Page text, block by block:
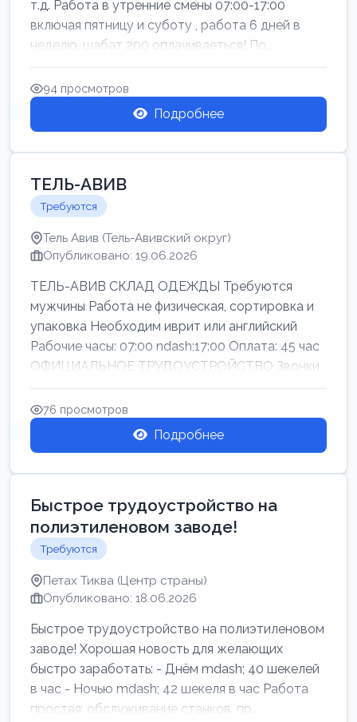
т.д. Работа в утренние смены 07:00-17:00
включая пятницу и суботу , работа 6 дней в
неделю, шабат 200 оплачиваеться! По...
94 просмотров
Подробнее
ТЕЛЬ-АВИВ
Требуются
Тель Авив (Тель-Авивский округ)
Опубликовано: 19.06.2026
ТЕЛЬ-АВИВ СКЛАД ОДЕЖДЫ Требуются
мужчины Работа не физическая, сортировка и
упаковка Необходим иврит или английский
Рабочие часы: 07:00 ndash;17:00 Оплата: 45 час
ОФИЦИАЛЬНОЕ ТРУДОУСТРОЙСТВО Звонки
76 просмотров
Подробнее
Быстрое трудоустройство на
полиэтиленовом заводе!
Требуются
Петах Тиква (Центр страны)
Опубликовано: 18.06.2026
Быстрое трудоустройство на полиэтиленовом
заводе! Хорошая новость для желающих
быстро заработать: - Днём mdash; 40 шекелей
в час - Ночью mdash; 42 шекеля в час Работа
простая: обслуживание станков, пр...